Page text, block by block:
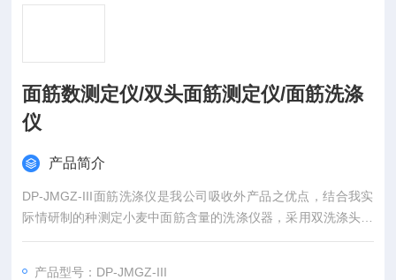
面筋数测定仪/双头面筋测定仪/面筋洗涤
仪
产品简介
DP-JMGZ-III面筋洗涤仪是我公司吸收外产品之优点，结合我实
际情研制的种测定小麦中面筋含量的洗涤仪器，采用双洗涤头，
可同事洗涤两个粉样，尚属内*。具有结构紧凑，外观新颖美观，
产品型号：DP-JMGZ-III